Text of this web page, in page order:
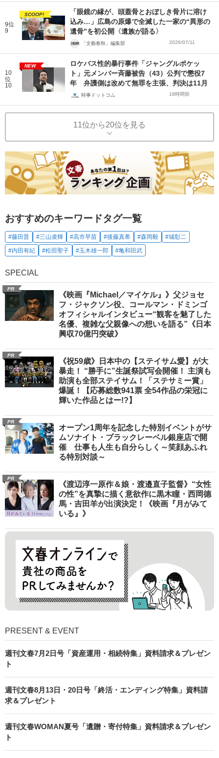
9位
9
SCOOP!
「眼鏡の縁が、頭蓋骨とおぼしき骨片に溶け
込み…」広島の原爆で全滅した一家の“異形の
遺骨”を初公開〈遺族が語る〉
「文藝春秋」編集部 2026/07/11
10
位
10
NEW
ロケバス性的暴行事件「ジャングルポケッ
ト」元メンバー斉藤被告（43）公判で懲役7
年 弁護側は改めて無罪を主張、判決は11月
時事ドットコム 18時間前
11位から20位を見る
おすすめのキーワードタグ一覧
#藤田晋 #三山凌輝 #高市早苗 #後藤真希 #森岡毅
#城彰二
#内田有紀
#松田聖子 #玉木雄一郎 #亀和田武
SPECIAL
PR
《映画『Michael／マイケル』》父ジョセ
フ・ジャクソン役、コールマン・ドミンゴ
オフィシャルインタビュー“観客を魅了した
名優、複雑な父親像への想いを語る”《日本
興収70億円突破》
PR
《祝59歳》日本中の【ステイサム愛】が大
暴走！ “勝手に”生誕祭試写会開催！ 主演も
助演も全部ステイサム！「ステサミー賞」
爆誕！【応募総数941票 全54作品の栄冠に
輝いた作品とはー!?】
PR
オープン1周年を記念した特別イベントがサ
ムソナイト・ブラックレーベル銀座店で開
催 仕事も人生も自分らしく～笑顔あふれ
る特別対談～
PR
《渡辺淳一原作＆娘・渡邉直子監督》“女性
の性”を真摯に描く意欲作に黒木瞳・西岡德
馬・吉田羊が出演決定！《映画『月がみて
いる』》
PRESENT & EVENT
週刊文春7月2日号「資産運用・相続特集」資料請求＆プレゼン
ト
週刊文春8月13日・20日号「終活・エンディング特集」資料請
求＆プレゼント
週刊文春WOMAN夏号「遺贈・寄付特集」資料請求＆プレゼン
ト